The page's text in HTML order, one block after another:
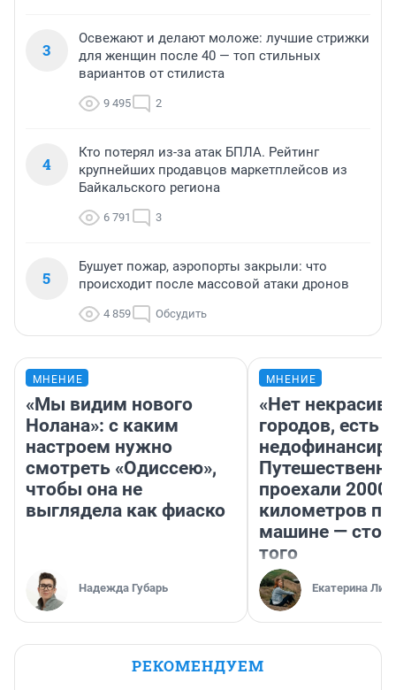
3
Освежают и делают моложе: лучшие стрижки
для женщин после 40 — топ стильных
вариантов от стилиста
9 495 2
4
Кто потерял из-за атак БПЛА. Рейтинг
крупнейших продавцов маркетплейсов из
Байкальского региона
6 791 3
5
Бушует пожар, аэропорты закрыли: что
происходит после массовой атаки дронов
4 859 Обсудить
МНЕНИЕ
«Мы видим нового
Нолана»: с каким
настроем нужно
смотреть «Одиссею»,
чтобы она не
выглядела как фиаско
Надежда Губарь
МНЕНИЕ
«Нет
городов, есть
проехали 2000
километров по
машине —
того
Екатерина
РЕКОМЕНДУЕМ